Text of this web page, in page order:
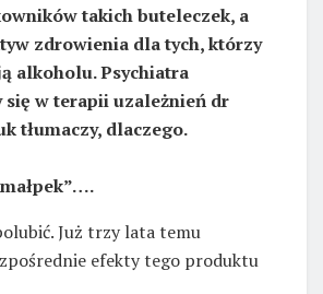
takich buteleczek, a
zdrowienia dla tych, którzy
alkoholu. Psychiatra
się w terapii uzależnień dr
tłumaczy, dlaczego.
Już trzy lata temu
efekty tego produktu